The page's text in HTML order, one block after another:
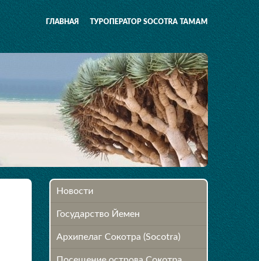
ГЛАВНАЯ ТУРОПЕРАТОР SOCOTRA TAMAM
Новости
Государство Йемен
Архипелаг Сокотра (Socotra)